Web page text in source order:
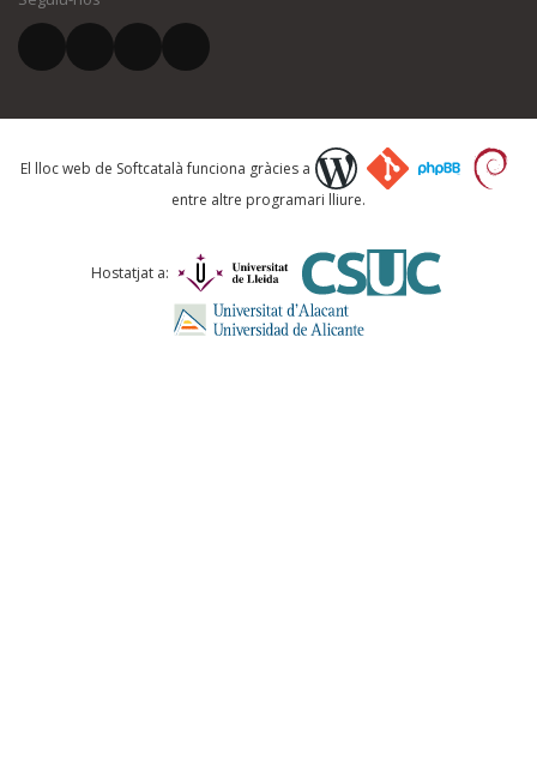
El vostre correu electrònic *
Què proposeu?
Comentari *
El lloc web de Softcatalà funciona gràcies a
entre altre programari lliure.
Hostatjat a: